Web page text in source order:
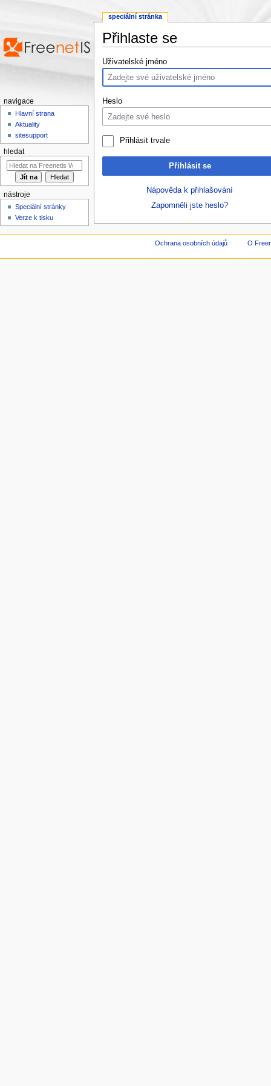
Přihlaste se
Uživatelské jméno
Heslo
Přihlásit trvale
Přihlásit se
Nápověda k přihlašování
Zapomněli jste heslo?
speciální stránka
navigace
Hlavní strana
Aktuality
sitesupport
hledat
nástroje
Speciální stránky
Verze k tisku
Ochrana osobních údajů O